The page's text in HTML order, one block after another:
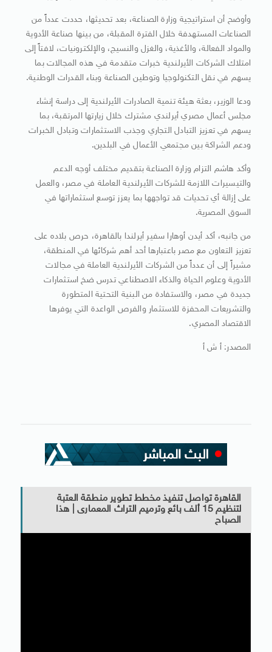
وأوضح أن استراتيجية وزارة الصناعة، بعد تحديثها، حددت عدداً من
الصناعات المستهدفة خلال الفترة المقبلة، من بينها صناعة الأدوية
والمواد الفعالة، والأغذية، والغزل والنسيج، والإلكترونيات، لافتاً إلى
امتلاك الشركات الأيرلندية خبرات متقدمة في هذه المجالات بما
يسهم في نقل التكنولوجيا وتوطين الصناعة وبناء القدرات الوطنية.
ودعا الوزير، بعثة هيئة تنمية الصادرات الأيرلندية إلى دراسة إنشاء
مجلس أعمال مصري أيرلندي مشترك خلال زيارتها المرتقبة، بما
يسهم في تعزيز التبادل التجاري وجذب الاستثمارات وتبادل الخبرات
ودعم الشراكة بين مجتمعي الأعمال في البلدين.
وأكد هاشم التزام وزارة الصناعة بتقديم مختلف أوجه الدعم
والتيسيرات اللازمة للشركات الأيرلندية العاملة في مصر، والعمل
على إزالة أي تحديات قد تواجهها بما يعزز توسع استثماراتها في
السوق المصرية.
من جانبه، أكد أيدن أوهارا سفير أيرلندا بالقاهرة، حرص بلاده على
تعزيز التعاون مع مصر باعتبارها أحد أهم شركائها في المنطقة،
مشيراً إلى أن عدداً من الشركات الأيرلندية العاملة في مجالات
الأدوية وعلوم الحياة والذكاء الاصطناعي تدرس ضخ استثمارات
جديدة في مصر، والاستفادة من البنية التحتية المتطورة
والتشريعات المحفزة للاستثمار والفرص الواعدة التي يوفرها
الاقتصاد المصري.
المصدر: أ ش أ
القاهرة تواصل تنفيذ مخطط تطوير منطقة العتبة
لتنظيم 15 ألف بائع وترميم التراث المعمارى | هذا
الصباح